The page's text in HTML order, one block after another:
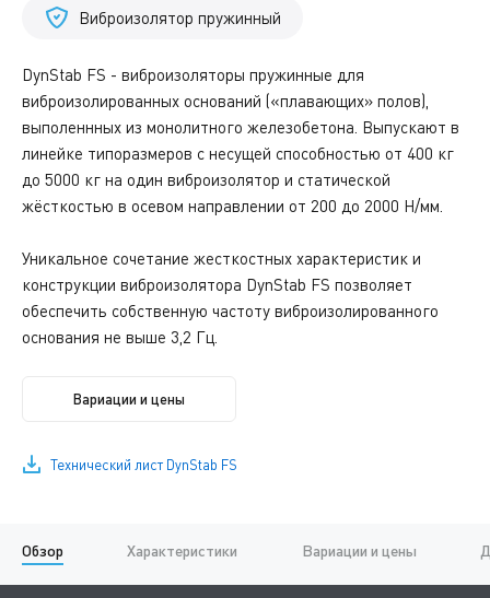
Виброизолятор пружинный
DynStab FS - виброизоляторы пружинные для
виброизолированных оснований («плавающих» полов),
выполеннных из монолитного железобетона. Выпускают в
линейке типоразмеров с несущей способностью от 400 кг
до 5000 кг на один виброизолятор и статической
жёсткостью в осевом направлении от 200 до 2000 H/мм.
Уникальное сочетание жесткостных характеристик и
конструкции виброизолятора DynStab FS позволяет
обеспечить собственную частоту виброизолированного
основания не выше 3,2 Гц.
Вариации и цены
Технический лист DynStab FS
Обзор Характеристики Вариации и цены